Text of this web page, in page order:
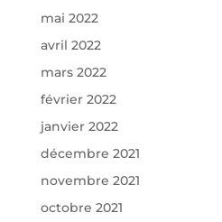
mai 2022
avril 2022
mars 2022
février 2022
janvier 2022
décembre 2021
novembre 2021
octobre 2021